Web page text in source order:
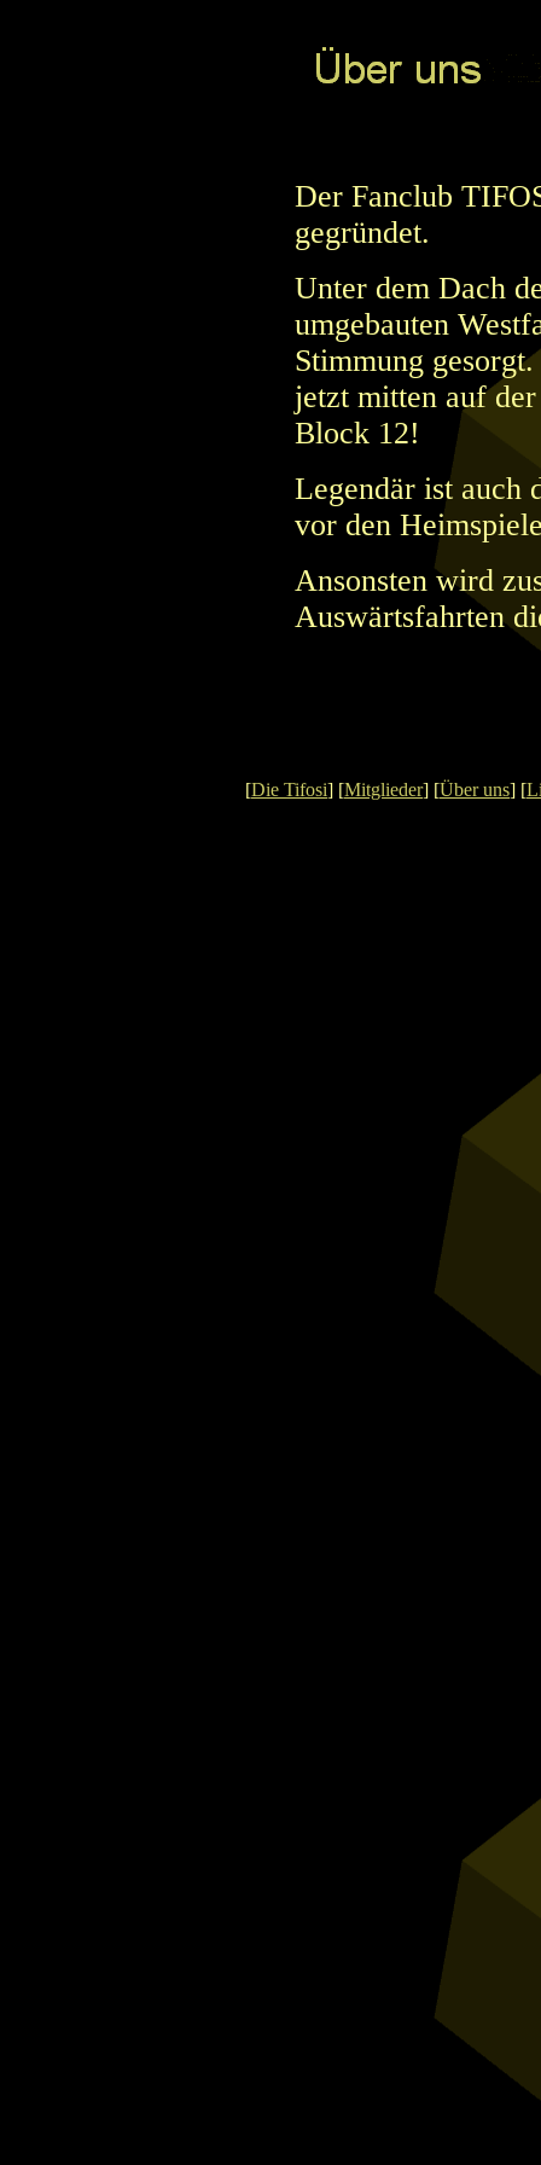
Der Fanclub
gegründet.
Unter dem Dach
umgebauten
Stimmung
jetzt mitten auf
Block 12!
Legendär ist auch
vor den
Ansonsten wird
Auswärtsfahrten
[Die Tifosi] [Mitglieder] [Über uns] [